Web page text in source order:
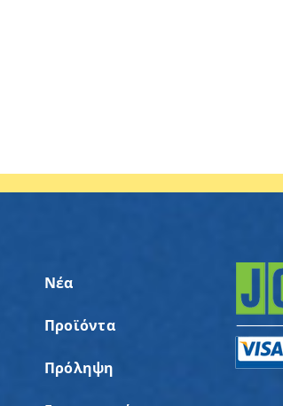
Νέα
Προϊόντα
Πρόληψη